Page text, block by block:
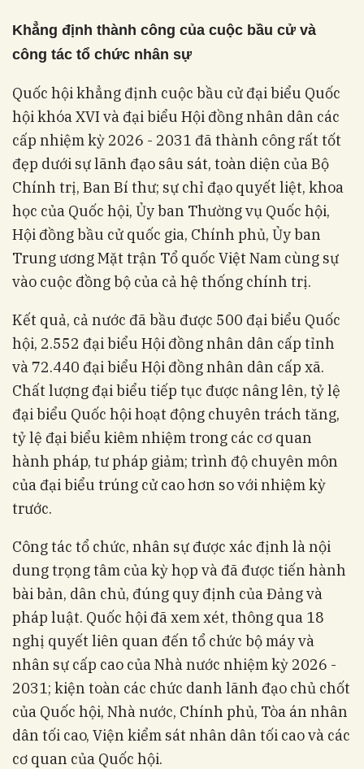
Khẳng định thành công của cuộc bầu cử và
công tác tổ chức nhân sự
Quốc hội khẳng định cuộc bầu cử đại biểu Quốc
hội khóa XVI và đại biểu Hội đồng nhân dân các
cấp nhiệm kỳ 2026 - 2031 đã thành công rất tốt
đẹp dưới sự lãnh đạo sâu sát, toàn diện của Bộ
Chính trị, Ban Bí thư; sự chỉ đạo quyết liệt, khoa
học của Quốc hội, Ủy ban Thường vụ Quốc hội,
Hội đồng bầu cử quốc gia, Chính phủ, Ủy ban
Trung ương Mặt trận Tổ quốc Việt Nam cùng sự
vào cuộc đồng bộ của cả hệ thống chính trị.
Kết quả, cả nước đã bầu được 500 đại biểu Quốc
hội, 2.552 đại biểu Hội đồng nhân dân cấp tỉnh
và 72.440 đại biểu Hội đồng nhân dân cấp xã.
Chất lượng đại biểu tiếp tục được nâng lên, tỷ lệ
đại biểu Quốc hội hoạt động chuyên trách tăng,
tỷ lệ đại biểu kiêm nhiệm trong các cơ quan
hành pháp, tư pháp giảm; trình độ chuyên môn
của đại biểu trúng cử cao hơn so với nhiệm kỳ
trước.
Công tác tổ chức, nhân sự được xác định là nội
dung trọng tâm của kỳ họp và đã được tiến hành
bài bản, dân chủ, đúng quy định của Đảng và
pháp luật. Quốc hội đã xem xét, thông qua 18
nghị quyết liên quan đến tổ chức bộ máy và
nhân sự cấp cao của Nhà nước nhiệm kỳ 2026 -
2031; kiện toàn các chức danh lãnh đạo chủ chốt
của Quốc hội, Nhà nước, Chính phủ, Tòa án nhân
dân tối cao, Viện kiểm sát nhân dân tối cao và các
cơ quan của Quốc hội.